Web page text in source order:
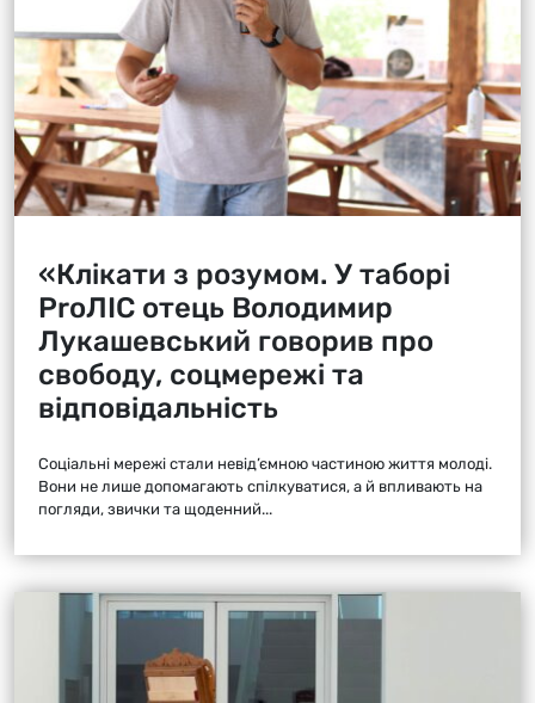
«Клікати з розумом. У таборі
ProЛІС отець Володимир
Лукашевський говорив про
свободу, соцмережі та
відповідальність
Соціальні мережі стали невід’ємною частиною життя молоді.
Вони не лише допомагають спілкуватися, а й впливають на
погляди, звички та щоденний...